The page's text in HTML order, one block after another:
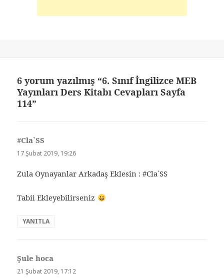
6 yorum yazılmış “6. Sınıf İngilizce MEB
Yayınları Ders Kitabı Cevapları Sayfa
114”
#Cla`SS
ki:
17 Şubat 2019, 19:26
Zula Oynayanlar Arkadaş Eklesin : #Cla`SS
Tabii Ekleyebilirseniz
YANITLA
Şule hoca
ki:
21 Şubat 2019, 17:12